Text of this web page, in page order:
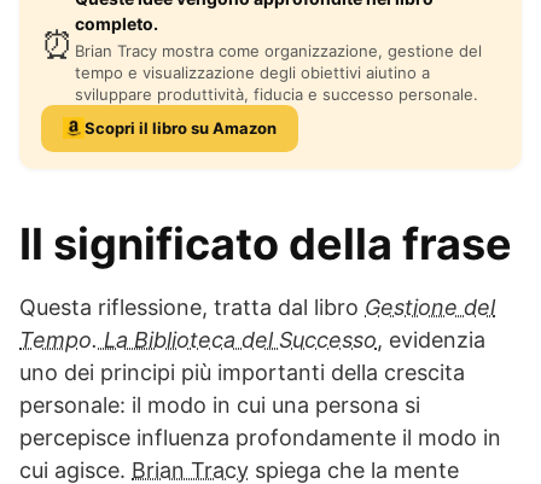
⏰
completo.
Brian Tracy mostra come organizzazione, gestione del
tempo e visualizzazione degli obiettivi aiutino a
sviluppare produttività, fiducia e successo personale.
Scopri il libro su Amazon
Il significato della frase
Questa riflessione, tratta dal libro Gestione del
Tempo. La Biblioteca del Successo, evidenzia
uno dei principi più importanti della crescita
personale: il modo in cui una persona si
percepisce influenza profondamente il modo in
cui agisce. Brian Tracy spiega che la mente